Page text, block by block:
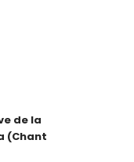
de la
(Chant